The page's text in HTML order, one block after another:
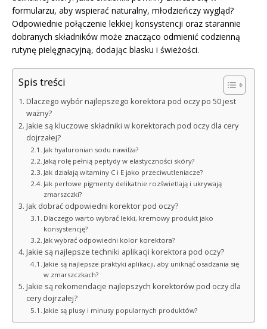
formularzu, aby wspierać naturalny, młodzieńczy wygląd?
Odpowiednie połączenie lekkiej konsystencji oraz starannie
dobranych składników może znacząco odmienić codzienną
rutynę pielęgnacyjną, dodając blasku i świeżości.
Spis treści
Dlaczego wybór najlepszego korektora pod oczy po 50 jest
ważny?
Jakie są kluczowe składniki w korektorach pod oczy dla cery
dojrzałej?
Jak hyaluronian sodu nawilża?
Jaką rolę pełnią peptydy w elastyczności skóry?
Jak działają witaminy C i E jako przeciwutleniacze?
Jak perłowe pigmenty delikatnie rozświetlają i ukrywają
zmarszczki?
Jak dobrać odpowiedni korektor pod oczy?
Dlaczego warto wybrać lekki, kremowy produkt jako
konsystencję?
Jak wybrać odpowiedni kolor korektora?
Jakie są najlepsze techniki aplikacji korektora pod oczy?
Jakie są najlepsze praktyki aplikacji, aby uniknąć osadzania się
w zmarszczkach?
Jakie są rekomendacje najlepszych korektorów pod oczy dla
cery dojrzałej?
Jakie są plusy i minusy popularnych produktów?